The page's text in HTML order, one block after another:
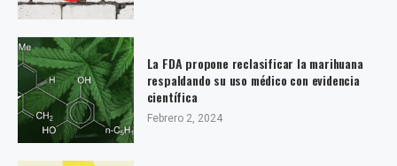
La FDA propone reclasificar la marihuana
respaldando su uso médico con evidencia
científica
Febrero 2, 2024